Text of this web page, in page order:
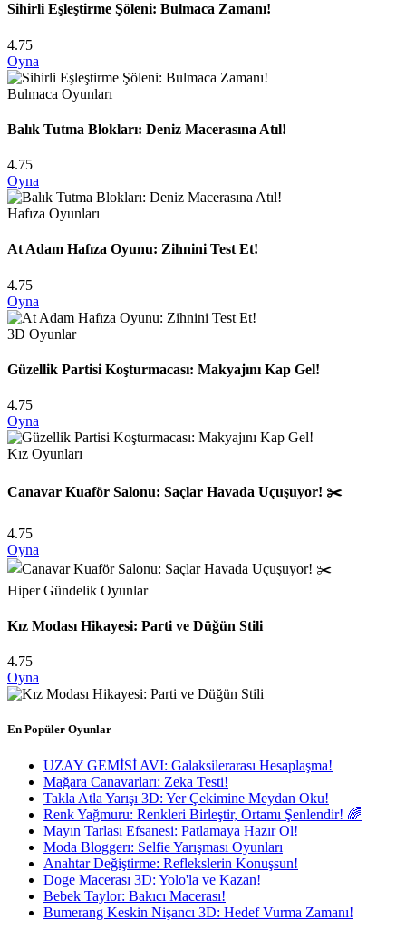
Sihirli Eşleştirme Şöleni: Bulmaca Zamanı!
4.75
Oyna
Bulmaca Oyunları
Balık Tutma Blokları: Deniz Macerasına Atıl!
4.75
Oyna
Hafıza Oyunları
At Adam Hafıza Oyunu: Zihnini Test Et!
4.75
Oyna
3D Oyunlar
Güzellik Partisi Koşturmacası: Makyajını Kap Gel!
4.75
Oyna
Kız Oyunları
Canavar Kuaför Salonu: Saçlar Havada Uçuşuyor! ✂️
4.75
Oyna
Hiper Gündelik Oyunlar
Kız Modası Hikayesi: Parti ve Düğün Stili
4.75
Oyna
En Popüler Oyunlar
UZAY GEMİSİ AVI: Galaksilerarası Hesaplaşma!
Mağara Canavarları: Zeka Testi!
Takla Atla Yarışı 3D: Yer Çekimine Meydan Oku!
Renk Yağmuru: Renkleri Birleştir, Ortamı Şenlendir! 🌈
Mayın Tarlası Efsanesi: Patlamaya Hazır Ol!
Moda Bloggerı: Selfie Yarışması Oyunları
Anahtar Değiştirme: Reflekslerin Konuşsun!
Doge Macerası 3D: Yolo'la ve Kazan!
Bebek Taylor: Bakıcı Macerası!
Bumerang Keskin Nişancı 3D: Hedef Vurma Zamanı!